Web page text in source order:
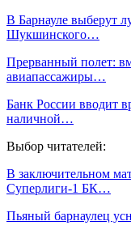
В Барнауле выберут
Шукшинского…
Прерванный полет:
авиапассажиры…
Банк России вводит
наличной…
Выбор читателей:
В заключительном
Суперлиги-1 БК…
Пьяный барнаулец